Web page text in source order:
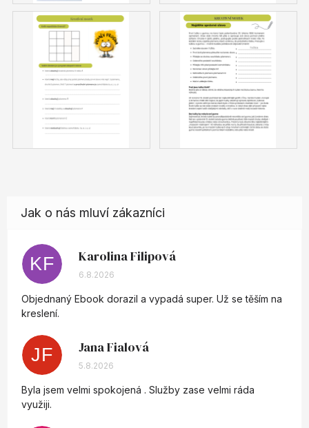
KF Karolina Filipová
Hodnocení obchodu je 5 z 5 hvězdiček.
6.8.2026
Objednaný Ebook dorazil a vypadá super. Už se těším na
kreslení.
JF Jana Fialová
Hodnocení obchodu je 5 z 5 hvězdiček.
5.8.2026
Byla jsem velmi spokojená . Služby zase velmi ráda
využiji.